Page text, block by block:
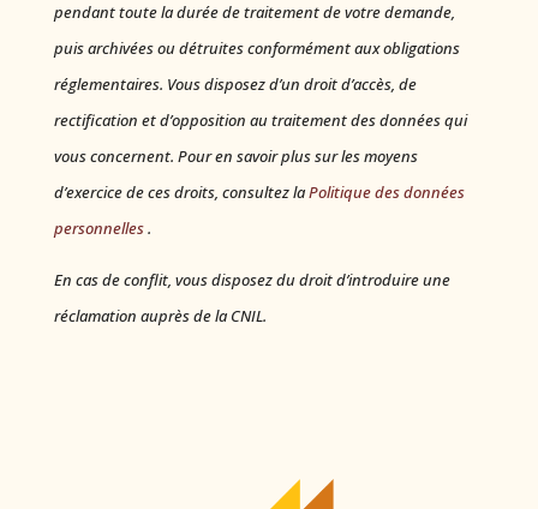
pendant toute la durée de traitement de votre demande,
puis archivées ou détruites conformément aux obligations
réglementaires. Vous disposez d’un droit d’accès, de
rectification et d’opposition au traitement des données qui
vous concernent. Pour en savoir plus sur les moyens
d’exercice de ces droits, consultez laPolitique des données
personnelles.
En cas de conflit, vous disposez du droit d’introduire une
réclamation auprès de la CNIL.